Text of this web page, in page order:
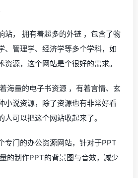
站， 拥有着超多的外链 ，包含了物
、管理学、经济学等多个学科，如
资源，这个网站是个很好的需求。
海量的电子书资源 ，有着言情、玄
小说资源，除了资源也有非常好看
人可以把这个网站收起来了。
专门的办公资源网站，针对于PPT
的制作PPT的背景图与音效，减少